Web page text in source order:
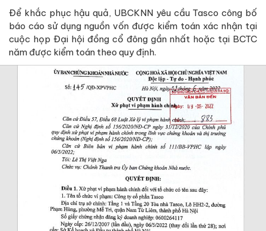
Để khắc phục hậu quả, UBCKNN yêu cầu Tasco công bố
báo cáo sử dụng nguồn vốn được kiểm toán xác nhận tại
cuộc họp Đại hội đồng cổ đông gần nhất hoặc tại BCTC
năm được kiểm toán theo quy định.